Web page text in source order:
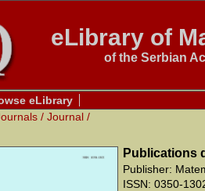
eLibrary of
of the Serbian
eLibrary
/ Journal /
Publications
Publisher:
ISSN: 0350-